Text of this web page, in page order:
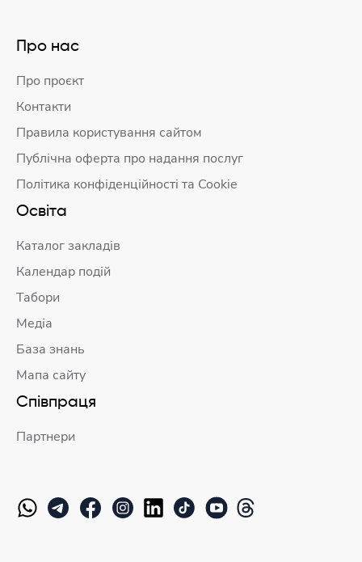
Про нас
Про проєкт
Контакти
Правила користування сайтом
Публічна оферта про надання послуг
Політика конфіденційності та Cookie
Освіта
Каталог закладів
Календар подій
Табори
Медіа
База знань
Мапа сайту
Співпраця
Партнери